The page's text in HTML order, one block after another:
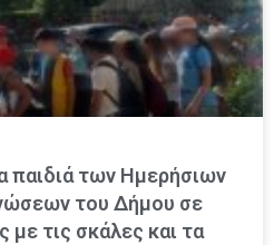
παιδιά των Ημερήσιων
του Δήμου σε
με τις σκάλες και τα